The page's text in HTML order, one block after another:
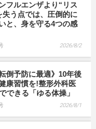
フルエンザより“リス
う点では、圧倒的に
と、身を守る4つの感
2026/8/2
倒予防に最適》10年後
康習慣を!整形外科医
できる「ゆる体操」
2026/8/1